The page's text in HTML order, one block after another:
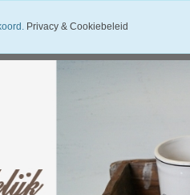
Privacy & Cookiebeleid